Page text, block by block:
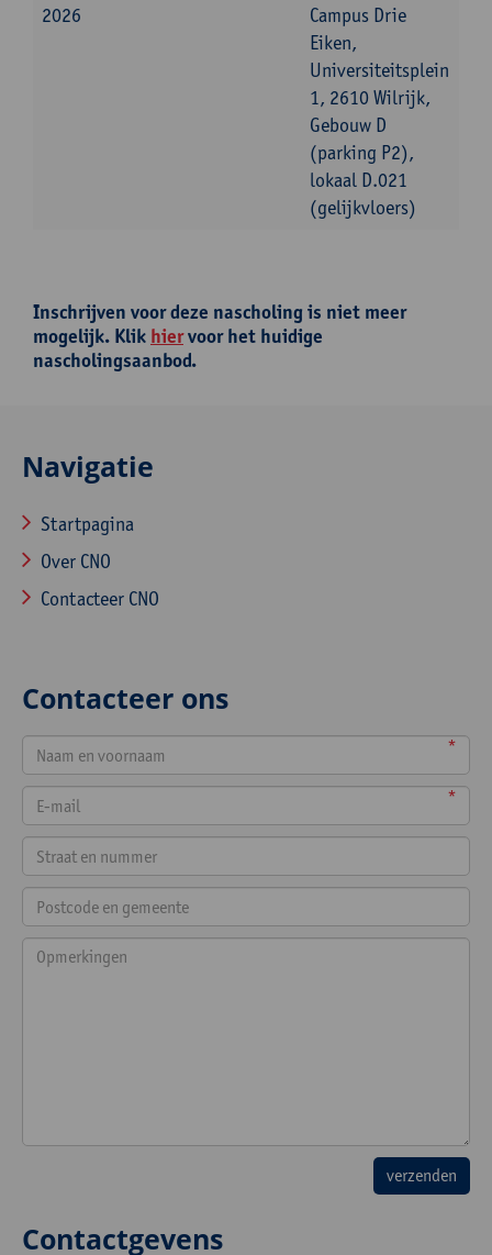
2026
Campus Drie
Eiken,
Universiteitsplein
1, 2610 Wilrijk,
Gebouw D
(parking P2),
lokaal D.021
(gelijkvloers)
Inschrijven voor deze nascholing is niet meer
mogelijk. Klik hiervoor het huidige
nascholingsaanbod.
Navigatie
Startpagina
Over CNO
Contacteer CNO
Contacteer ons
*
*
Contactgevens